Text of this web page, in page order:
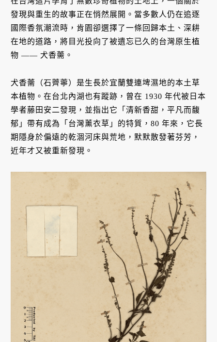
發現與重生的故事正在悄然展開。當多數人仍在追逐
國際香氛潮流時，肯園卻選擇了一條回歸本土、深耕
在地的道路，將目光投向了被遺忘已久的台灣原生植
物 —— 犬香薷。
犬香薷（石薺薴）是生長於宜蘭雙連埤濕地的本土草
本植物。在台北內湖也有蹤跡，曾在 1930 年代被日本
學者藤田安二發現，並指出它「清新香甜，平凡而馥
郁」帶有成為「台灣薰衣草」的特質，80 年來，它長
期隱身於偏遠的乾涸河床與荒地，默默散發著芬芳，
近年才又被重新發現。